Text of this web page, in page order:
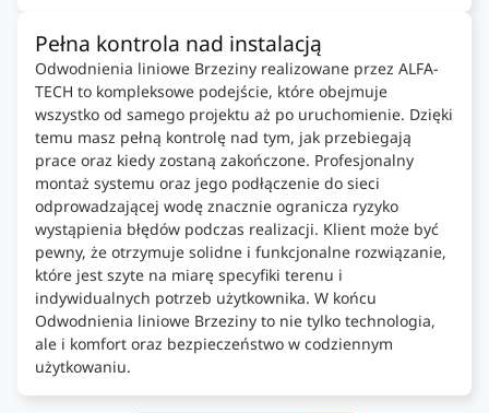
Pełna kontrola nad instalacją
Odwodnienia liniowe Brzeziny realizowane przez ALFA-
TECH to kompleksowe podejście, które obejmuje
wszystko od samego projektu aż po uruchomienie. Dzięki
temu masz pełną kontrolę nad tym, jak przebiegają
prace oraz kiedy zostaną zakończone. Profesjonalny
montaż systemu oraz jego podłączenie do sieci
odprowadzającej wodę znacznie ogranicza ryzyko
wystąpienia błędów podczas realizacji. Klient może być
pewny, że otrzymuje solidne i funkcjonalne rozwiązanie,
które jest szyte na miarę specyfiki terenu i
indywidualnych potrzeb użytkownika. W końcu
Odwodnienia liniowe Brzeziny to nie tylko technologia,
ale i komfort oraz bezpieczeństwo w codziennym
użytkowaniu.